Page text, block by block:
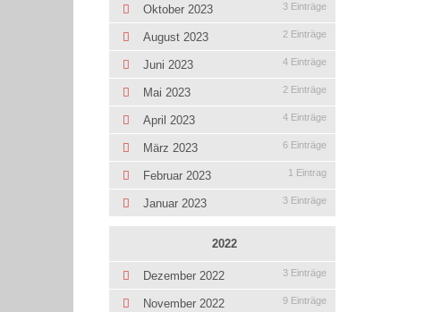
Oktober 2023 3 Einträge
August 2023 2 Einträge
Juni 2023 4 Einträge
Mai 2023 2 Einträge
April 2023 4 Einträge
März 2023 6 Einträge
Februar 2023 1 Eintrag
Januar 2023 3 Einträge
2022
Dezember 2022 3 Einträge
November 2022 9 Einträge